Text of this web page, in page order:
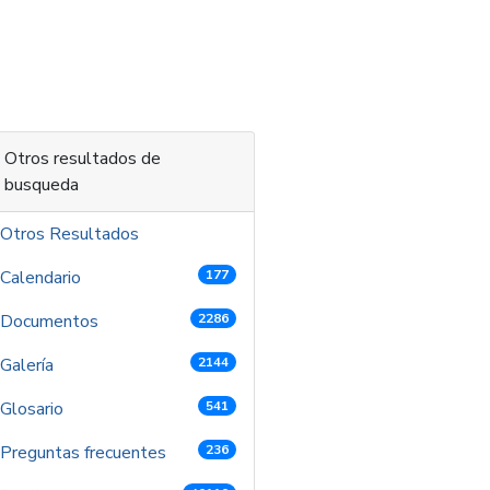
Otros resultados de
busqueda
Otros Resultados
Calendario
177
Documentos 2286
Galería 2144
Glosario 541
Preguntas frecuentes 236